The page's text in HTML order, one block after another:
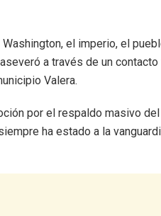
el imperio, el
a través de un
Valera.
por el respaldo masivo
ha estado a la